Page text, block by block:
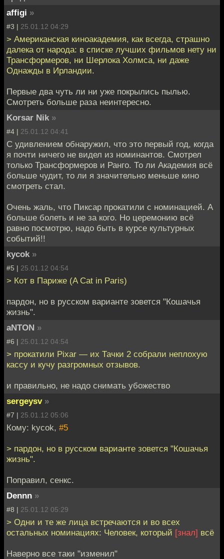
affigi »
#3 | 25.01.12 04:29
> Американская киноакадемия, как всегда, страшно
далека от народа: в списке лучших фильмов нету ни
Трансформеров, ни Шерлока Холмса, ни даже
Однажды в Ирландии.
Первые два чуть ли ни уже покрылись пылью.
Смотреть больше раза неинтересно.
Korsar Nik »
#4 | 25.01.12 04:41
С удивлением обнаружил, что это первый год, когда
я почти ничего не видел из номинантов. Смотрел
только Трансформеров и Ранго. То ли Академия всё
больше чудит, то ли я значительно меньше кино
смотреть стал.
Очень жаль, что Пиксар прокатили с номинацией. А
больше болеть и не за кого. Но церемонию всё
равно посмотрю, надо быть в курсе культурных
событий!!
kycok »
#5 | 25.01.12 04:54
> Кот в Париже (A Cat in Paris)
пардон, но в русском варианте зовется "Кошачья
жизнь".
aNTON »
#6 | 25.01.12 04:54
> прокатили Pixar — их Тачки 2 собрали неплохую
кассу и кучу разгромных отзывов.
и правильно, не надо снимать убожество
sergeysv »
#7 | 25.01.12 05:06
Кому: kycok, #5
> пардон, но в русском варианте зовется "Кошачья
жизнь".
Поправил, сенкс.
Dennn »
#8 | 25.01.12 05:29
> Одни и те же лица встречаются и во всех
остальных номинациях: Человек, который [знал] всё
Наверно все таки "изменил"